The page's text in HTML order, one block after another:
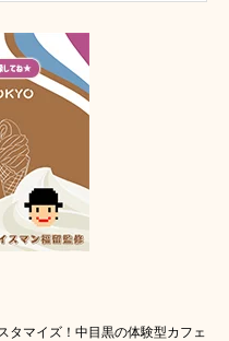
タマイズ！中目黒の体験型カフェ